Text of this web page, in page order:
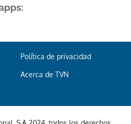
Política de privacidad
Acerca de TVN